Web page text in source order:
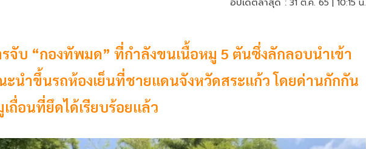
31 ต.ค. 65 | 10:15 น.
จับ “กองทัพมด” ที่กำลังขนเนื้อหมู 5 ตันซึ่งลักลอบนำเข้า
นำขึ้นรถห้องเย็นที่ชายแดนจังหวัดสระแก้ว โดยด่านกักกัน
ถื่อนที่ยึดได้เรียบร้อยแล้ว